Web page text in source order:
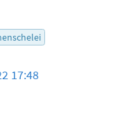
17:48